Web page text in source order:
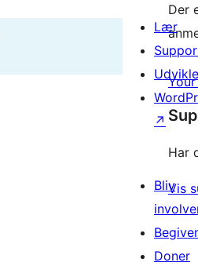
Der
Har
Vis
Lær
↗
Bliv
Doner